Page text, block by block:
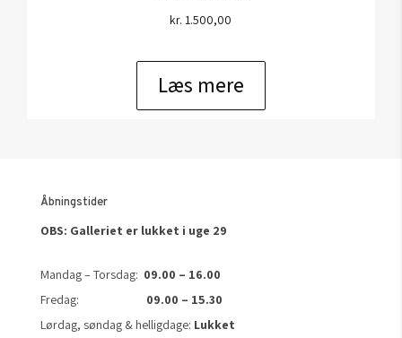
kr. 1.500,00
Læs mere
Åbningstider
OBS: Galleriet er lukket i uge 29
Mandag – Torsdag: 09.00 – 16.00
Fredag: 09.00 – 15.30
Lørdag, søndag & helligdage: Lukket